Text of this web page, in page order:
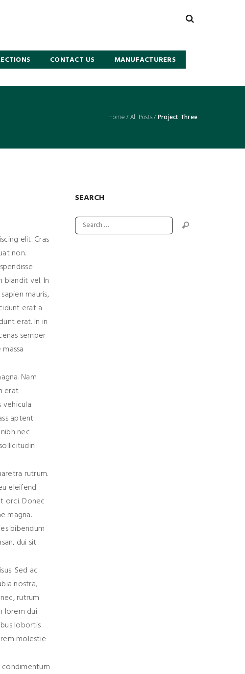
CONTACT US MANUFACTURERS
Home / All Posts/ Project Three
elit. Cras
non.
blandit vel. In
mauris,
erat a
erat. In in
semper
Nam
erat
aptent
nec
rutrum.
eleifend
orci. Donec
magna.
bibendum
dui sit
Sed ac
nostra,
rutrum
lorem dui.
lobortis
molestie
condimentum
SEARCH